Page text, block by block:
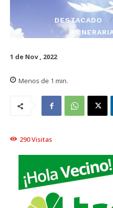
DESTACADO
1 de Nov , 2022
Menos de 1 min.
290Visitas